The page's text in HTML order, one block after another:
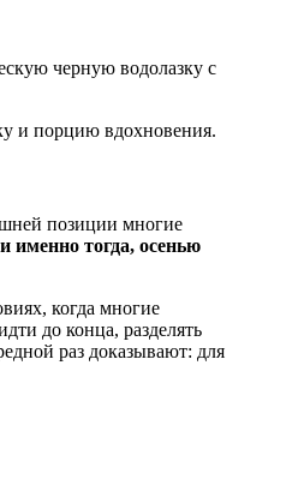
черную водолазку с
и порцию вдохновения.
позиции многие
именно тогда, осенью
когда многие
до конца, разделять
раз доказывают: для